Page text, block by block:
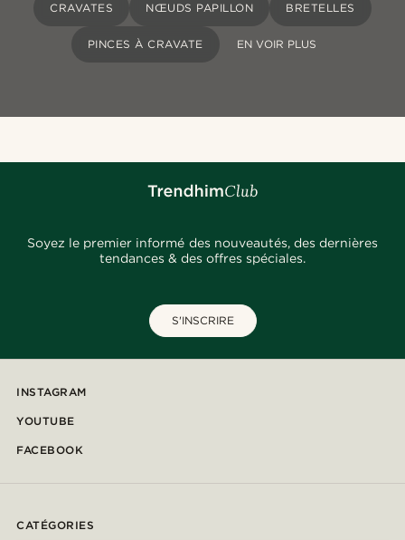
CRAVATES NŒUDS PAPILLON BRETELLES
PINCES À CRAVATE EN VOIR PLUS
Soyez le premier informé des nouveautés, des dernières
tendances & des offres spéciales.
S'INSCRIRE
INSTAGRAM
YOUTUBE
FACEBOOK
CATÉGORIES